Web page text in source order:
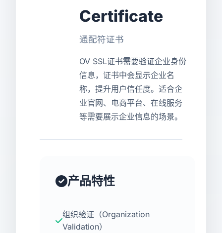
注册
Certificate
通配符证书
OV SSL证书需要验证企业身份
信息，证书中会显示企业名
称，提升用户信任度。适合企
业官网、电商平台、在线服务
等需要展示企业信息的场景。
产品特性
组织验证（Organization
Validation）